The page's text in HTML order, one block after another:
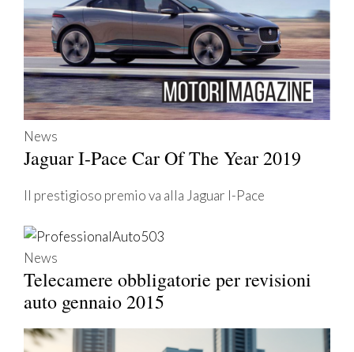
News
Jaguar I-Pace Car Of The Year 2019
Il prestigioso premio va alla Jaguar I-Pace
News
Telecamere obbligatorie per revisioni
auto gennaio 2015